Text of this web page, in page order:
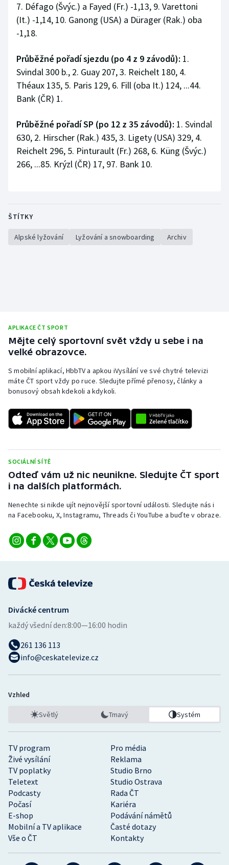
Plavání
Plážový volejbal
Ragby
Rychlobruslení
Short track
Sportovní střelba
Veslování
7. Défago (Švýc.) a Fayed (Fr.) -1,13, 9. Varettoni
(It.) -1,14, 10. Ganong (USA) a Dürager (Rak.) oba
-1,18.
Průběžné pořadí sjezdu (po 4 z 9 závodů): 1.
Svindal 300 b., 2. Guay 207, 3. Reichelt 180, 4.
Théaux 135, 5. Paris 129, 6. Fill (oba It.) 124, ...44.
Bank (ČR) 1.
Průběžné pořadí SP (po 12 z 35 závodů): 1. Svindal
630, 2. Hirscher (Rak.) 435, 3. Ligety (USA) 329, 4.
Reichelt 296, 5. Pinturault (Fr.) 268, 6. Küng (Švýc.)
266, ...85. Krýzl (ČR) 17, 97. Bank 10.
ŠTÍTKY
Alpské lyžování Lyžování a snowboarding Archiv
APLIKACE ČT SPORT
Mějte celý sportovní svět vždy u sebe i na
velké obrazovce.
S mobilní aplikací, HbbTV a apkou iVysílání ve své chytré televizi
máte ČT sport vždy po ruce. Sledujte přímé přenosy, články a
bonusový obsah kdekoli a kdykoli.
SOCIÁLNÍ SÍTĚ
Odteď vám už nic neunikne. Sledujte ČT sport
i na dalších platformách.
Nenechte si nikde ujít nejnovější sportovní události. Sledujte nás i
na Facebooku, X, Instagramu, Threads či YouTube a buďte v obraze.
TV program
Pro média
Živé vysílání
Reklama
TV poplatky
Studio Brno
Teletext
Studio Ostrava
Podcasty
Rada ČT
Počasí
Kariéra
E-shop
Podávání námětů
Mobilní a TV aplikace
Časté dotazy
Vše o ČT
Kontakty
Divácké centrum
každý všední den:8:00—16:00 hodin
261 136 113
info@ceskatelevize.cz
Vzhled
Světlý Tmavý Systém